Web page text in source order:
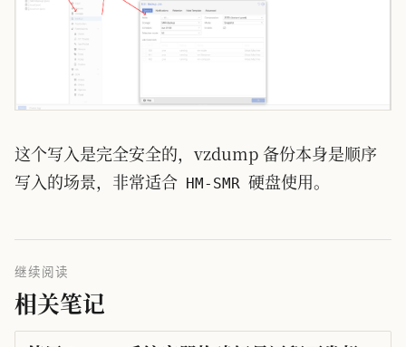
这个写入是完全安全的，vzdump 备份本身是顺序
写入的场景，非常适合 HM-SMR 硬盘使用。
继续阅读
相关笔记